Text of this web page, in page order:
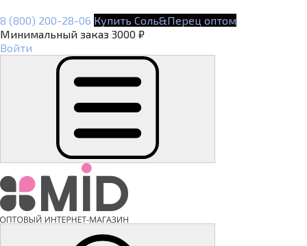
8 (800) 200-28-06 Купить Соль&Перец оптом
Минимальный заказ 3000 ₽
Войти